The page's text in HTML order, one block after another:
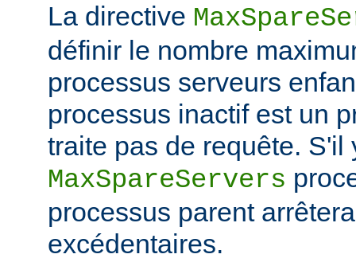
La directive
définir le nombre
processus serveurs
processus inactif est un
traite pas de requête. S'il
MaxSpareServers
processus parent
excédentaires.